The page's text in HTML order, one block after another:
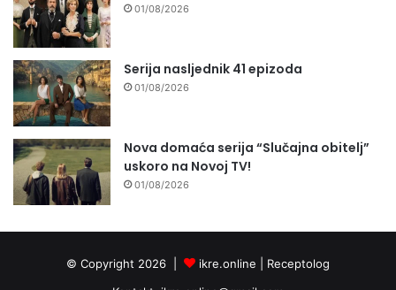
01/08/2026
Serija nasljednik 41 epizoda
01/08/2026
Nova domaća serija “Slučajna obitelj”
uskoro na Novoj TV!
01/08/2026
© Copyright 2026 | ikre.online | Receptolog